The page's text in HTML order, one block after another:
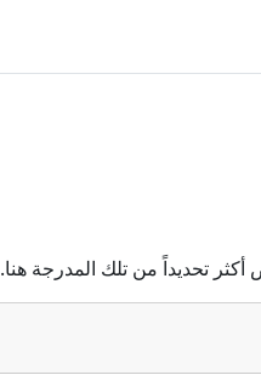
تحديداً من تلك المدرجة هنا.